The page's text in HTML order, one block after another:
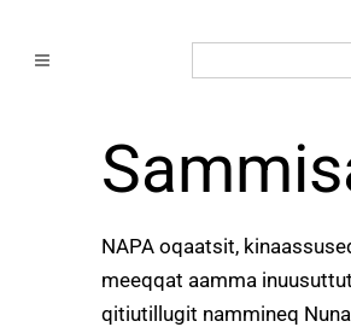
NAPA oqaatsit,
meeqqat aamma inuusuttut
qitiutillugit nammineq